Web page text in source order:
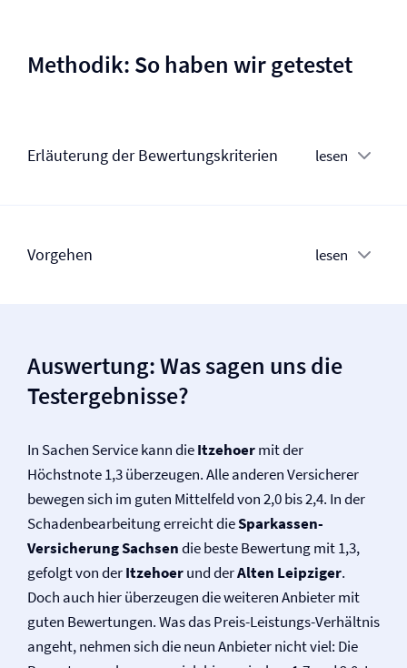
Methodik: So haben wir getestet
Erläuterung der Bewertungskriterien lesen
Vorgehen lesen
Auswertung: Was sagen uns die
Testergebnisse?
In Sachen Service kann dieItzehoermit der
Höchstnote 1,3 überzeugen. Alle anderen Versicherer
bewegen sich im guten Mittelfeld von 2,0 bis 2,4. In der
Schadenbearbeitung erreicht dieSparkassen-
Versicherung Sachsendie beste Bewertung mit 1,3,
gefolgt von derItzehoerund derAlten Leipziger.
Doch auch hier überzeugen die weiteren Anbieter mit
guten Bewertungen. Was das Preis-Leistungs-Verhältnis
angeht, nehmen sich die neun Anbieter nicht viel: Die